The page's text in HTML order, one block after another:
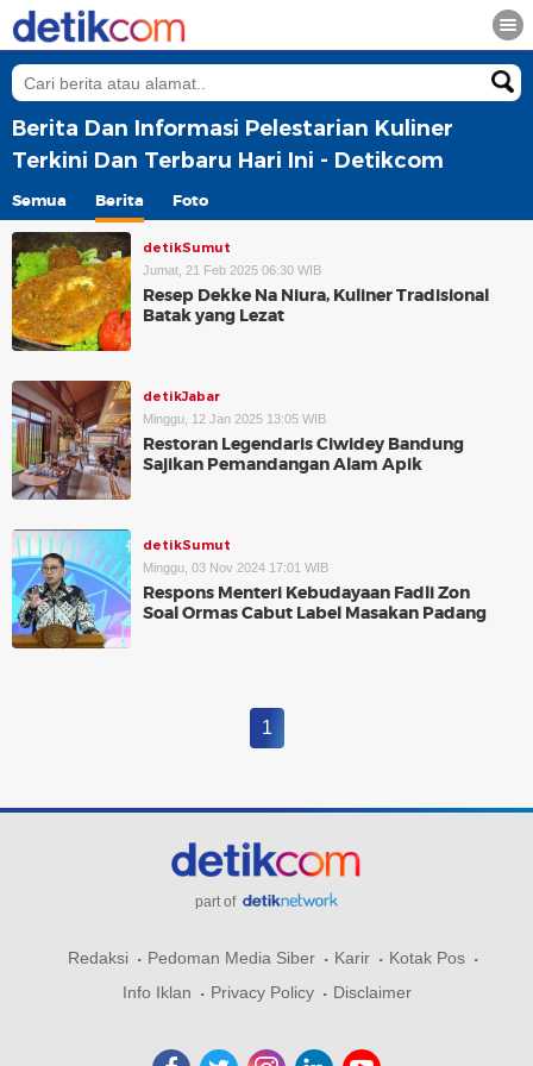
Berita Dan Informasi Pelestarian Kuliner
Terkini Dan Terbaru Hari Ini - Detikcom
Semua Berita Foto
detikSumut
Jumat, 21 Feb 2025 06:30 WIB
Resep Dekke Na Niura, Kuliner Tradisional
Batak yang Lezat
detikJabar
Minggu, 12 Jan 2025 13:05 WIB
Restoran Legendaris Ciwidey Bandung
Sajikan Pemandangan Alam Apik
detikSumut
Minggu, 03 Nov 2024 17:01 WIB
Respons Menteri Kebudayaan Fadli Zon
Soal Ormas Cabut Label Masakan Padang
1
part of
Redaksi Pedoman Media Siber Karir
Kotak Pos
Info Iklan
Privacy Policy Disclaimer